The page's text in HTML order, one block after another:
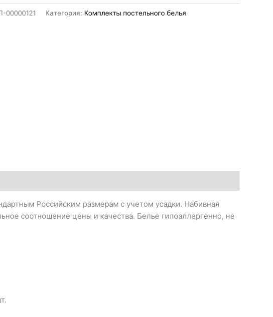
00000121 Категория: Комплекты постельного белья
Российским размерам с учетом усадки. Набивная
соотношение цены и качества. Белье гипоаллергенно, не